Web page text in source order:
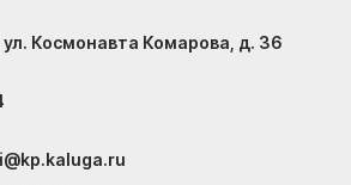
Космонавта Комарова, д. 36